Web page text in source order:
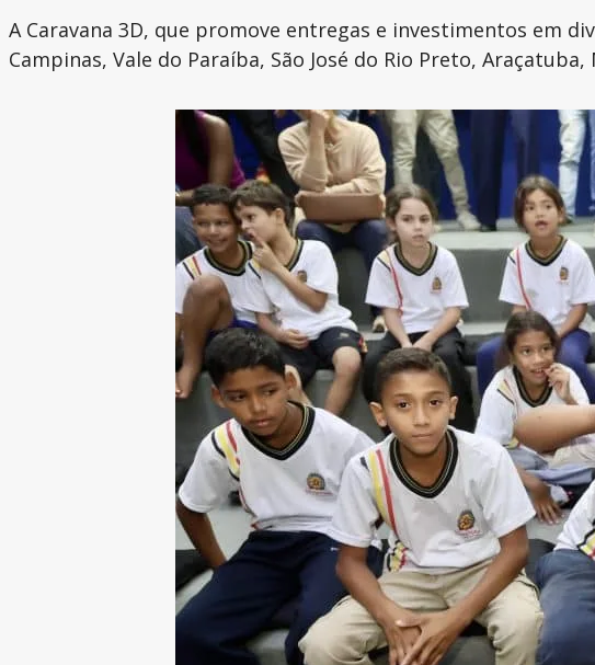
A Caravana 3D, que promove entregas e investimentos em
Campinas, Vale do Paraíba, São José do Rio Preto,